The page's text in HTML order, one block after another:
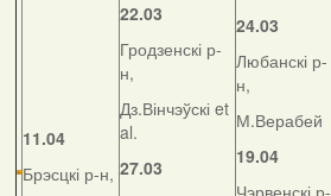
11.04
Брэсцкі р-н,
22.03
Гродзенскі р-
н,
Дз.Вінчэўскі et
al.
27.03
24.03
Любанскі р-
н,
М.Верабей
19.04
Чэрвенскі р-